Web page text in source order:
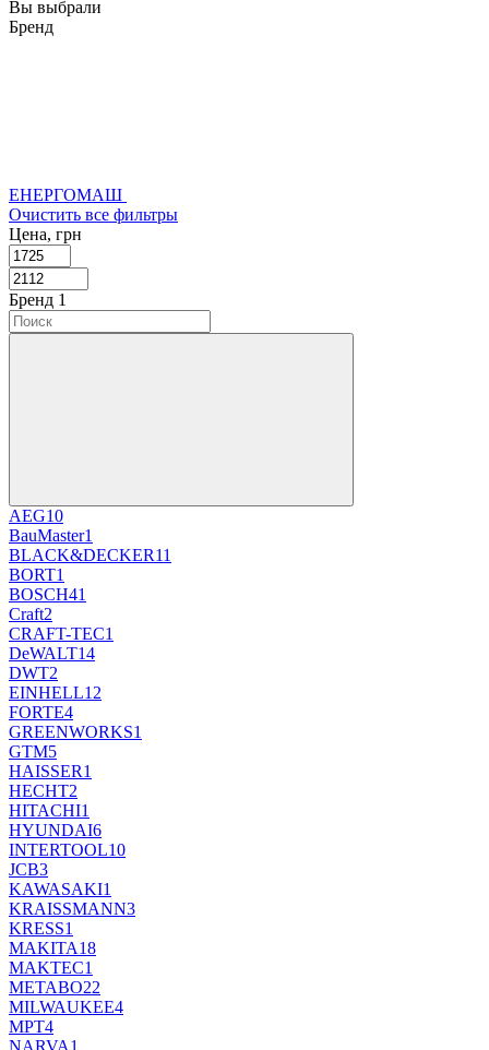
Вы выбрали
Бренд
ЕНЕРГОМАШ
Очистить все фильтры
Цена, грн
Бренд 1
AEG10
BauMaster1
BLACK&DECKER11
BORT1
BOSCH41
Craft2
CRAFT-TEC1
DeWALT14
DWT2
EINHELL12
FORTE4
GREENWORKS1
GTM5
HAISSER1
HECHT2
HITACHI1
HYUNDAI6
INTERTOOL10
JCB3
KAWASAKI1
KRAISSMANN3
KRESS1
MAKITA18
MAKTEC1
METABO22
MILWAUKEE4
MPT4
NARVA1